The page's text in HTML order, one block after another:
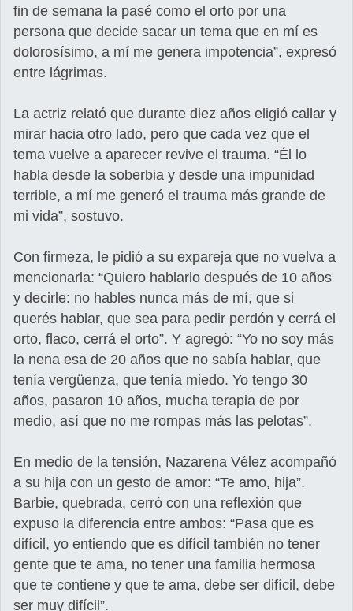
fin de semana la pasé como el orto por una
persona que decide sacar un tema que en mí es
dolorosísimo, a mí me genera impotencia”, expresó
entre lágrimas.
La actriz relató que durante diez años eligió callar y
mirar hacia otro lado, pero que cada vez que el
tema vuelve a aparecer revive el trauma. “Él lo
habla desde la soberbia y desde una impunidad
terrible, a mí me generó el trauma más grande de
mi vida”, sostuvo.
Con firmeza, le pidió a su expareja que no vuelva a
mencionarla: “Quiero hablarlo después de 10 años
y decirle: no hables nunca más de mí, que si
querés hablar, que sea para pedir perdón y cerrá el
orto, flaco, cerrá el orto”. Y agregó: “Yo no soy más
la nena esa de 20 años que no sabía hablar, que
tenía vergüenza, que tenía miedo. Yo tengo 30
años, pasaron 10 años, mucha terapia de por
medio, así que no me rompas más las pelotas”.
En medio de la tensión, Nazarena Vélez acompañó
a su hija con un gesto de amor: “Te amo, hija”.
Barbie, quebrada, cerró con una reflexión que
expuso la diferencia entre ambos: “Pasa que es
difícil, yo entiendo que es difícil también no tener
gente que te ama, no tener una familia hermosa
que te contiene y que te ama, debe ser difícil, debe
ser muy difícil”.